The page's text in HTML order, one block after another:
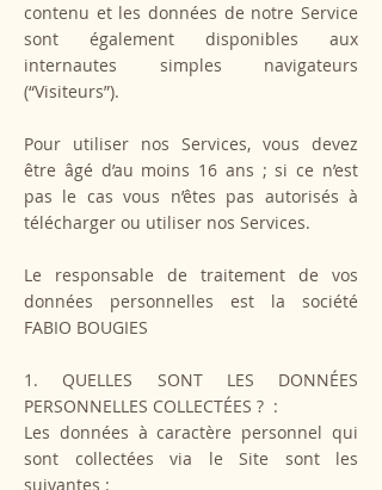
contenu et les données de notre Service
sont également disponibles aux
internautes simples navigateurs
(“Visiteurs”).
Pour utiliser nos Services, vous devez
être âgé d’au moins 16 ans ; si ce n’est
pas le cas vous n’êtes pas autorisés à
télécharger ou utiliser nos Services.
Le responsable de traitement de vos
données personnelles est la société
FABIO BOUGIES
1. QUELLES SONT LES DONNÉES
PERSONNELLES COLLECTÉES ? :
Les données à caractère personnel qui
sont collectées via le Site sont les
suivantes :